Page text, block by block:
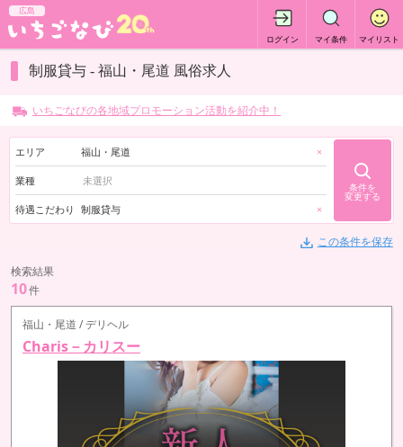
広島
ログイン マイ条件 マイリスト
制服貸与 - 福山・尾道 風俗求人
いちごなびの各地域プロモーション活動を紹介中！
エリア 福山・尾道 ×
業種
待遇こだわり 制服貸与 ×
条件を
変更する
この条件を保存
検索結果
10件
福山・尾道 / デリヘル
Charis－カリスー